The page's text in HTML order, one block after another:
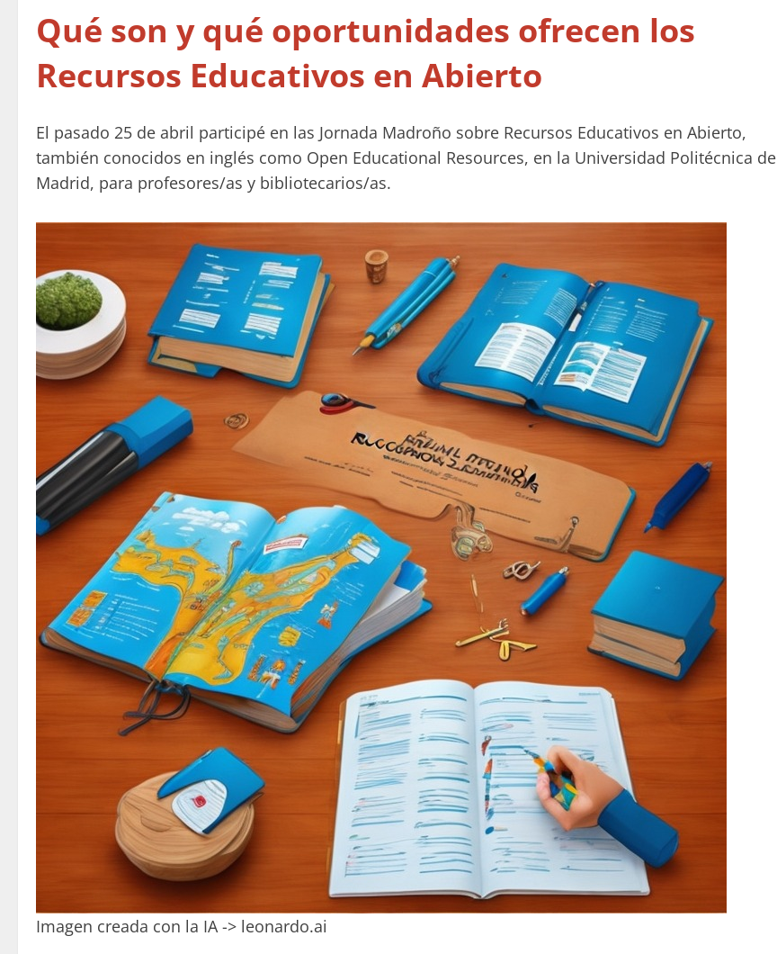
Qué son y qué oportunidades ofrecen los
Recursos Educativos en Abierto
El pasado 25 de abril participé en las Jornada Madroño sobre Recursos Educativos en Abierto,
también conocidos en inglés como Open Educational Resources, en la Universidad Politécnica de
Madrid, para profesores/as y bibliotecarios/as.
Imagen creada con la IA -> leonardo.ai